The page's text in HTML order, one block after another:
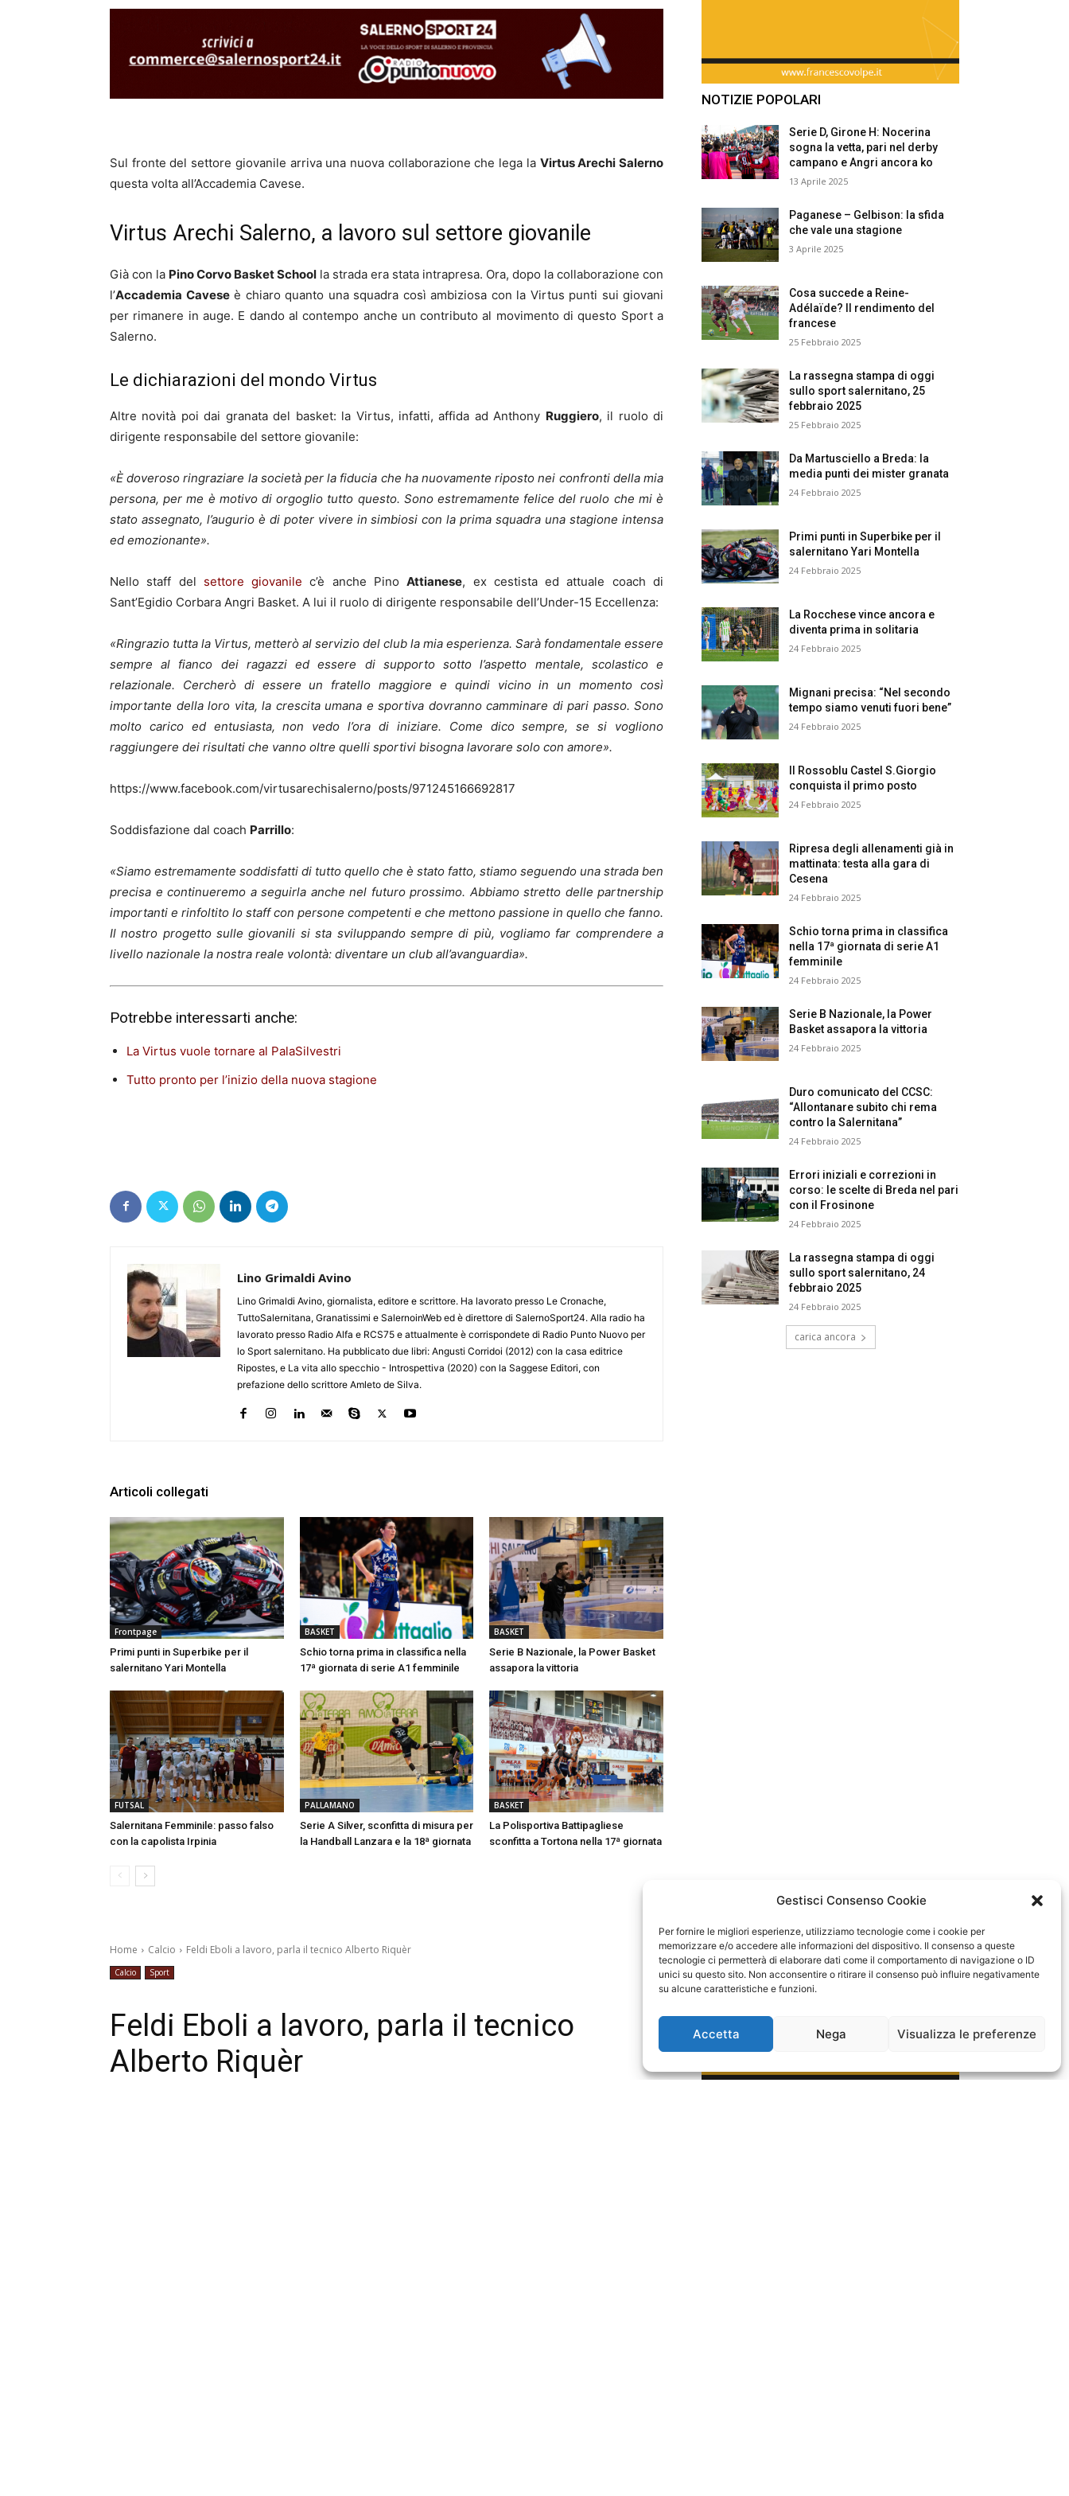
Gestisci Consenso Cookie
Per fornire le migliori esperienze, utilizziamo tecnologie come i cookie per
memorizzare e/o accedere alle informazioni del dispositivo. Il consenso a queste
tecnologie ci permetterà di elaborare dati come il comportamento di navigazione o ID
unici su questo sito. Non acconsentire o ritirare il consenso può influire negativamente
su alcune caratteristiche e funzioni.
Accetta Nega Visualizza le preferenze
Sul fronte del settore giovanile arriva una nuova collaborazione che lega la Virtus Arechi Salerno
questa volta all’Accademia Cavese.
Virtus Arechi Salerno, a lavoro sul settore giovanile
Già con la Pino Corvo Basket School la strada era stata intrapresa. Ora, dopo la collaborazione con
l’Accademia Caveseè chiaro quanto una squadra così ambiziosa con la Virtus punti sui giovani
per rimanere in auge. E dando al contempo anche un contributo al movimento di questo Sport a
Salerno.
Le dichiarazioni del mondo Virtus
Altre novità poi dai granata del basket: la Virtus, infatti, affida ad Anthony Ruggiero, il ruolo di
dirigente responsabile del settore giovanile:
«È doveroso ringraziare la società per la fiducia che ha nuovamente riposto nei confronti della mia
persona, per me è motivo di orgoglio tutto questo. Sono estremamente felice del ruolo che mi è
stato assegnato, l’augurio è di poter vivere in simbiosi con la prima squadra una stagione intensa
ed emozionante».
Nello staff del settore giovanile c’è anche PinoAttianese, ex cestista ed attuale coach di
Sant’Egidio Corbara Angri Basket. A lui il ruolo di dirigente responsabile dell’Under-15 Eccellenza:
«Ringrazio tutta la Virtus, metterò al servizio del club la mia esperienza. Sarà fondamentale essere
sempre al fianco dei ragazzi ed essere di supporto sotto l’aspetto mentale, scolastico e
relazionale. Cercherò di essere un fratello maggiore e quindi vicino in un momento così
importante della loro vita, la crescita umana e sportiva dovranno camminare di pari passo. Sono
molto carico ed entusiasta, non vedo l’ora di iniziare. Come dico sempre, se si vogliono
raggiungere dei risultati che vanno oltre quelli sportivi bisogna lavorare solo con amore».
https://www.facebook.com/virtusarechisalerno/posts/971245166692817
Soddisfazione dal coach Parrillo:
«Siamo estremamente soddisfatti di tutto quello che è stato fatto, stiamo seguendo una strada ben
precisa e continueremo a seguirla anche nel futuro prossimo. Abbiamo stretto delle partnership
importanti e rinfoltito lo staff con persone competenti e che mettono passione in quello che fanno.
Il nostro progetto sulle giovanili si sta sviluppando sempre di più, vogliamo far comprendere a
livello nazionale la nostra reale volontà: diventare un club all’avanguardia».
Potrebbe interessarti anche:
La Virtus vuole tornare al PalaSilvestri
Tutto pronto per l’inizio della nuova stagione
Lino Grimaldi Avino
Lino Grimaldi Avino, giornalista, editore e scrittore. Ha lavorato presso Le Cronache,
TuttoSalernitana, Granatissimi e SalernoinWeb ed è direttore di SalernoSport24. Alla radio ha
lavorato presso Radio Alfa e RCS75 e attualmente è corrispondete di Radio Punto Nuovo per
lo Sport salernitano. Ha pubblicato due libri: Angusti Corridoi (2012) con la casa editrice
Ripostes, e La vita allo specchio - Introspettiva (2020) con la Saggese Editori, con
prefazione dello scrittore Amleto de Silva.
Articoli collegati
Frontpage
Primi punti in Superbike per il
salernitano Yari Montella
BASKET
Schio torna prima in classifica nella
17ª giornata di serie A1 femminile
BASKET
Serie B Nazionale, la Power Basket
assapora la vittoria
FUTSAL
Salernitana Femminile: passo falso
con la capolista Irpinia
PALLAMANO
Serie A Silver, sconfitta di misura per
la Handball Lanzara e la 18ª giornata
BASKET
La Polisportiva Battipagliese
sconfitta a Tortona nella 17ª giornata
NOTIZIE POPOLARI
Serie D, Girone H: Nocerina
sogna la vetta, pari nel derby
campano e Angri ancora ko
13 Aprile 2025
Paganese – Gelbison: la sfida
che vale una stagione
3 Aprile 2025
Cosa succede a Reine-
Adélaïde? Il rendimento del
francese
25 Febbraio 2025
La rassegna stampa di oggi
sullo sport salernitano, 25
febbraio 2025
25 Febbraio 2025
Da Martusciello a Breda: la
media punti dei mister granata
24 Febbraio 2025
Primi punti in Superbike per il
salernitano Yari Montella
24 Febbraio 2025
La Rocchese vince ancora e
diventa prima in solitaria
24 Febbraio 2025
Mignani precisa: “Nel secondo
tempo siamo venuti fuori bene”
24 Febbraio 2025
Il Rossoblu Castel S.Giorgio
conquista il primo posto
24 Febbraio 2025
Ripresa degli allenamenti già in
mattinata: testa alla gara di
Cesena
24 Febbraio 2025
Schio torna prima in classifica
nella 17ª giornata di serie A1
femminile
24 Febbraio 2025
Serie B Nazionale, la Power
Basket assapora la vittoria
24 Febbraio 2025
Duro comunicato del CCSC:
“Allontanare subito chi rema
contro la Salernitana”
24 Febbraio 2025
Errori iniziali e correzioni in
corso: le scelte di Breda nel pari
con il Frosinone
24 Febbraio 2025
La rassegna stampa di oggi
sullo sport salernitano, 24
febbraio 2025
24 Febbraio 2025
carica ancora